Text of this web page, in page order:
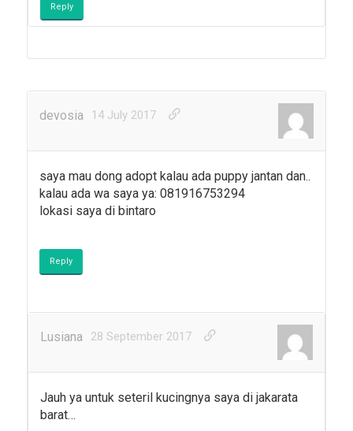
Reply
devosia 14 July 2017
saya mau dong adopt kalau ada puppy jantan dan..
kalau ada wa saya ya: 081916753294
lokasi saya di bintaro
Reply
Lusiana 28 September 2017
Jauh ya untuk seteril kucingnya saya di jakarata
barat…